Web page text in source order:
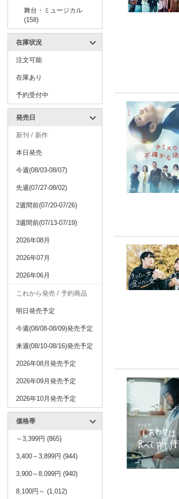
舞台・ミュージカル
(158)
在庫状況
注文可能
在庫あり
予約受付中
発売日
新刊 / 新作
本日発売
今週(08/03-08/07)
先週(07/27-08/02)
2週間前(07/20-07/26)
3週間前(07/13-07/19)
2026年08月
2026年07月
2026年06月
これから発売 / 予約商品
明日発売予定
今週(08/08-08/09)発売予定
来週(08/10-08/16)発売予定
2026年08月発売予定
2026年09月発売予定
2026年10月発売予定
価格帯
～3,399円 (865)
3,400～3,899円 (944)
3,900～8,099円 (940)
8,100円～ (1,012)